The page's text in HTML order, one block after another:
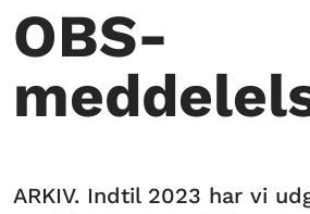
OBS-
ARKIV. Indtil 2023 har vi